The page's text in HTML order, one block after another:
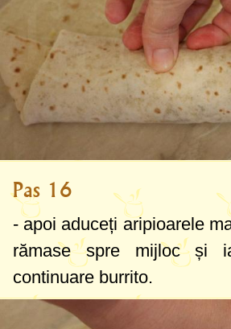
Pas 16
- apoi aduceți aripioarele
rămase spre mijloc și
continuare burrito.